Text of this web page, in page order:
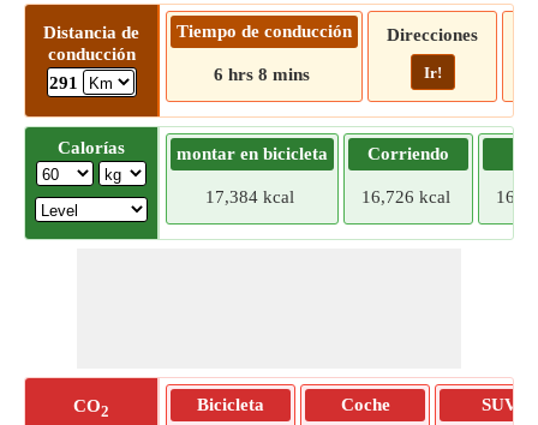
Distancia de
conducción
291
Tiempo de conducción
6 hrs 8 mins
Direcciones
Ir!
Calorías montar en bicicleta
17,384 kcal
Corriendo
16,726 kcal
CO2
Bicicleta
Coche
SUV